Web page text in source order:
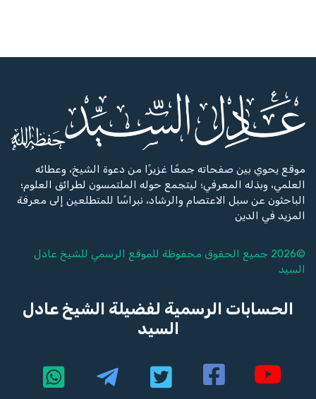
موقع يحوي بين صفحاته جمعًا غزيرًا من دعوة الشيخ، وعطائه
العلمي، وبذله المعرفي؛ ليتجمع حوله الملتمسون لطرائق العلوم؛
الباحثون عن سبل الاعتصام والرشاد، نبراسًا للمتطلعين إلى معرفة
المزيد في الدين
©2026 جميع الحقوق محفوظة للموقع الرسمي للشيخ
عادل
السيد
الحسابات الرسمية لفضيلة الشيخ عادل
السيد